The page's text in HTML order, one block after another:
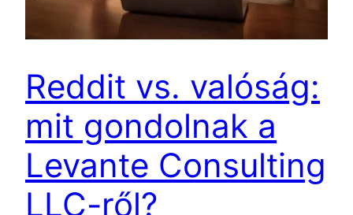
Reddit vs. valóság:
mit gondolnak a
Levante Consulting
LLC-ről?